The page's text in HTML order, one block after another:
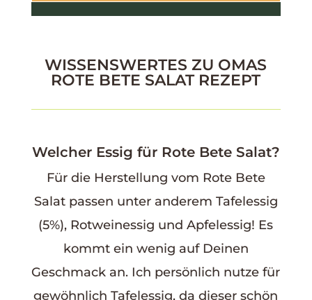
WISSENSWERTES ZU OMAS
ROTE BETE SALAT REZEPT
Welcher Essig für Rote Bete Salat?
Für die Herstellung vom Rote Bete
Salat passen unter anderem Tafelessig
(5%), Rotweinessig und Apfelessig! Es
kommt ein wenig auf Deinen
Geschmack an. Ich persönlich nutze für
gewöhnlich Tafelessig, da dieser schön